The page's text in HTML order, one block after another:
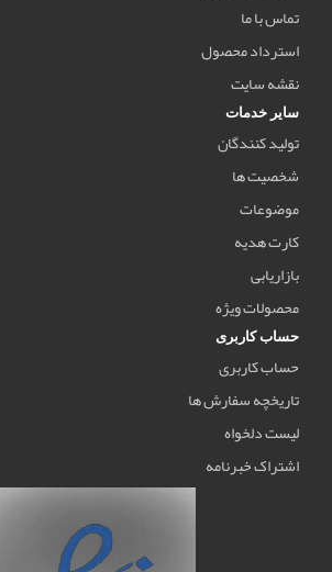
تماس با ما
استرداد محصول
نقشه سایت
سایر خدمات
تولید کنندگان
شخصیت ها
موضوعات
کارت هدیه
بازاریابی
محصولات ویژه
حساب کاربری
حساب کاربری
تاریخچه سفارش ها
لیست دلخواه
اشتراک خبرنامه